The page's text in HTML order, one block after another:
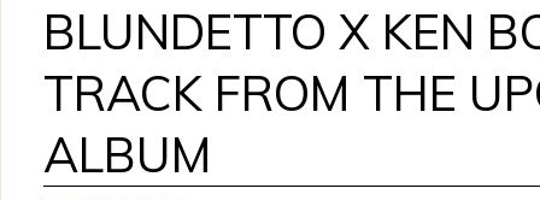
BLUNDETTO X KEN
TRACK FROM THE
ALBUM